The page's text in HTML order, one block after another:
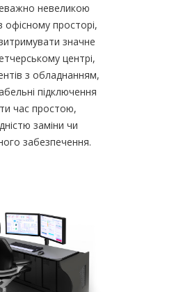
невеликою
офісному просторі,
значне
центрі,
з обладнанням,
підключення
час простою,
заміни чи
забезпечення.